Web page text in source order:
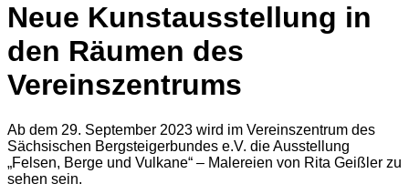
Neue Kunstausstellung in
den Räumen des
Vereinszentrums
Ab dem 29. September 2023 wird im Vereinszentrum des
Sächsischen Bergsteigerbundes e.V. die Ausstellung
„Felsen, Berge und Vulkane“ – Malereien von Rita Geißler zu
sehen sein.